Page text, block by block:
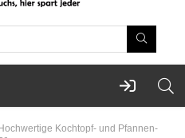
Kochtopf- und Pfannen-